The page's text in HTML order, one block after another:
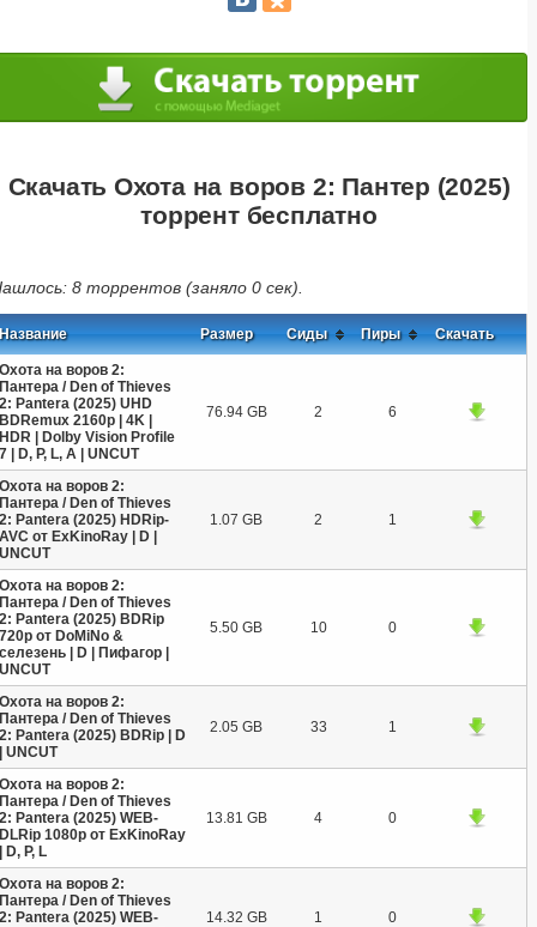
Скачать Охота на воров 2: Пантер (2025)
торрент бесплатно
8 торрентов (заняло 0 сек).
Название Размер Сиды Пиры Скачать
Охота на воров 2:
Пантера / Den of Thieves
2: Pantera (2025) UHD
BDRemux 2160p | 4K |
HDR | Dolby Vision Profile
7 | D, P, L, A | UNCUT
76.94 GB 2 6
Охота на воров 2:
Пантера / Den of Thieves
2: Pantera (2025) HDRip-
AVC от ExKinoRay | D |
UNCUT
1.07 GB 2 1
Охота на воров 2:
Пантера / Den of Thieves
2: Pantera (2025) BDRip
720p от DoMiNo &
селезень | D | Пифагор |
UNCUT
5.50 GB 10 0
Охота на воров 2:
Пантера / Den of Thieves
2: Pantera (2025) BDRip | D
| UNCUT
2.05 GB 33 1
Охота на воров 2:
Пантера / Den of Thieves
2: Pantera (2025) WEB-
DLRip 1080p от ExKinoRay
| D, P, L
13.81 GB 4 0
Охота на воров 2:
Пантера / Den of Thieves
2: Pantera (2025) WEB-
14.32 GB 1 0